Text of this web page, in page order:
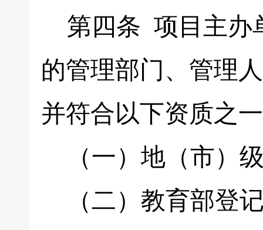
第四条 项目主办
的管理部门、管理
并符合以下资质之
（一）地（市）
（二）教育部登